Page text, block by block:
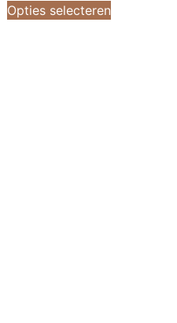
Opties selecteren